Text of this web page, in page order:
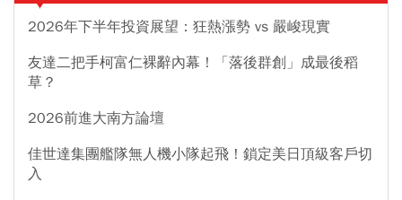
2026年下半年投資展望：狂熱漲勢 vs 嚴峻現實
友達二把手柯富仁裸辭內幕！「落後群創」成最後稻
草？
2026前進大南方論壇
佳世達集團艦隊無人機小隊起飛！鎖定美日頂級客戶切
入